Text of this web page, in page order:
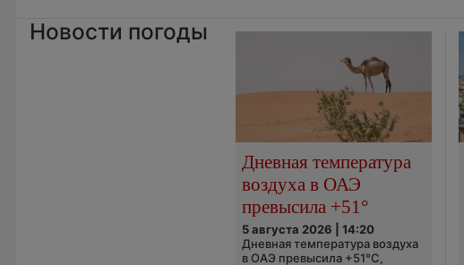
Новости погоды
Дневная температура
воздуха в ОАЭ
превысила +51°
5 августа 2026 | 14:20
Дневная температура воздуха
в ОАЭ превысила +51°C,